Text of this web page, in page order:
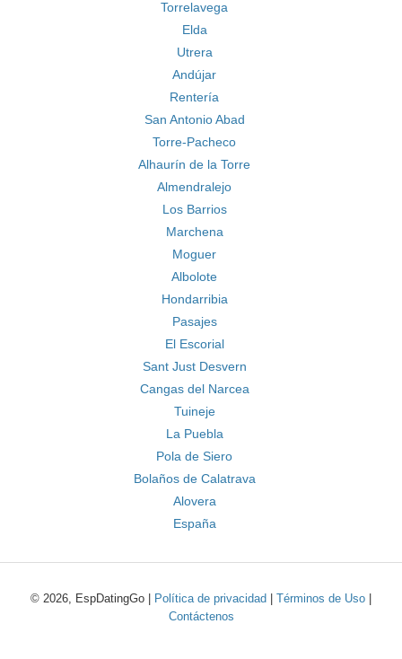
Torrelavega
Elda
Utrera
Andújar
Rentería
San Antonio Abad
Torre-Pacheco
Alhaurín de la Torre
Almendralejo
Los Barrios
Marchena
Moguer
Albolote
Hondarribia
Pasajes
El Escorial
Sant Just Desvern
Cangas del Narcea
Tuineje
La Puebla
Pola de Siero
Bolaños de Calatrava
Alovera
España
© 2026, EspDatingGo | Política de privacidad Términos de Uso
Contáctenos